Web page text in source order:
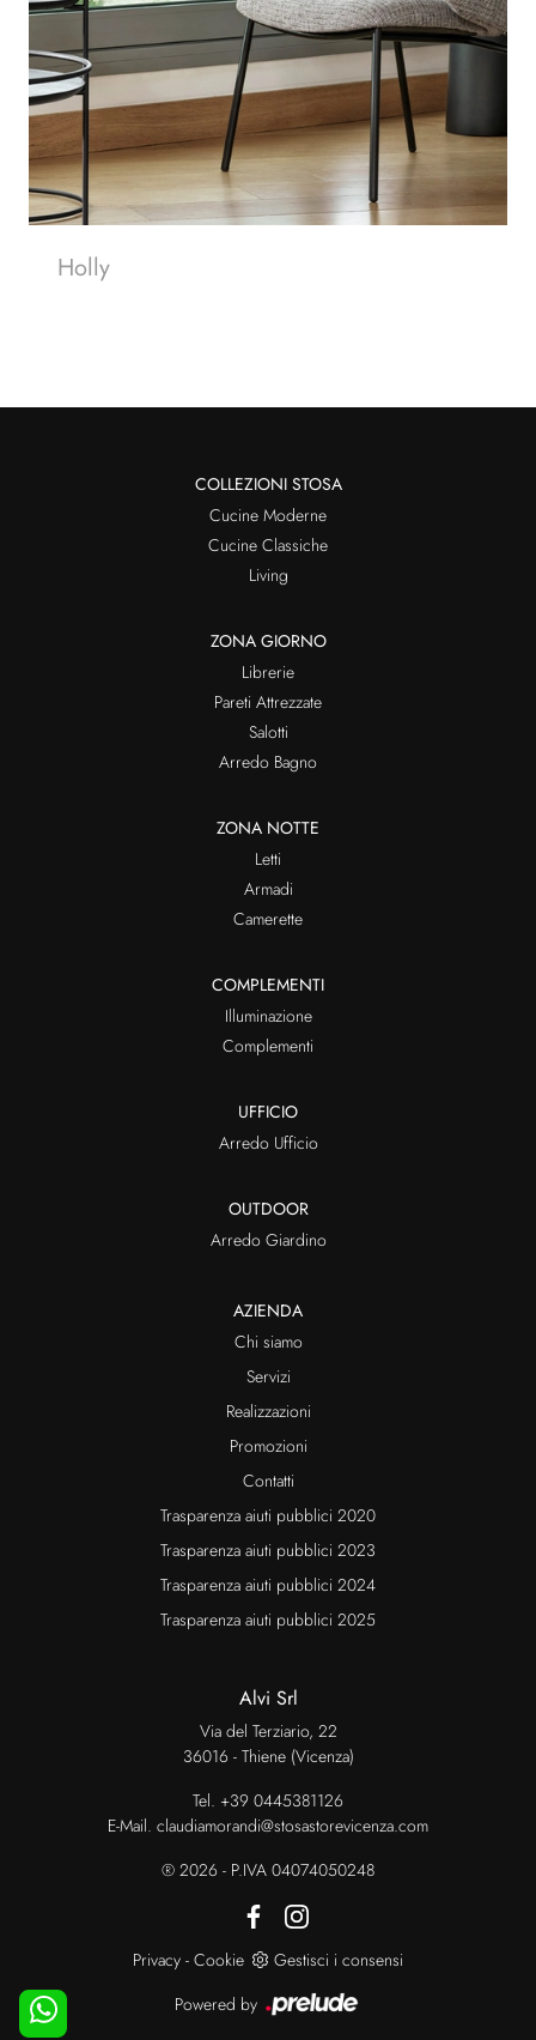
Holly
COLLEZIONI STOSA
Cucine Moderne
Cucine Classiche
Living
ZONA GIORNO
Librerie
Pareti Attrezzate
Salotti
Arredo Bagno
ZONA NOTTE
Letti
Armadi
Camerette
COMPLEMENTI
Illuminazione
Complementi
UFFICIO
Arredo Ufficio
OUTDOOR
Arredo Giardino
AZIENDA
Chi siamo
Servizi
Realizzazioni
Promozioni
Contatti
Trasparenza aiuti pubblici 2020
Trasparenza aiuti pubblici 2023
Trasparenza aiuti pubblici 2024
Trasparenza aiuti pubblici 2025
Alvi Srl
Via del Terziario, 22
36016 - Thiene (Vicenza)
Tel. +39 0445381126
E-Mail. claudiamorandi@stosastorevicenza.com
® 2026 - P.IVA 04074050248
Privacy - Cookie
Gestisci i consensi
Powered by